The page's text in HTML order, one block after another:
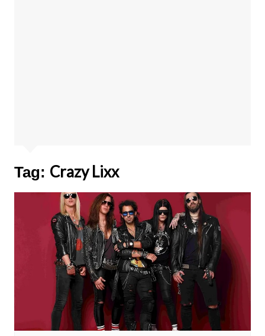
Tag: Crazy Lixx